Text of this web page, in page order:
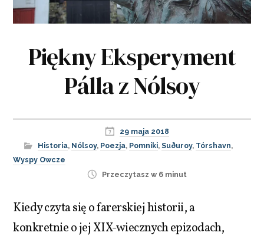
Piękny Eksperyment
Pálla z Nólsoy
29 maja 2018
Historia, Nólsoy, Poezja, Pomniki,Suðuroy, Tórshavn,
Wyspy Owcze
Przeczytasz w 6 minut
Kiedy czyta się o farerskiej historii, a
konkretnie o jej XIX-wiecznych epizodach,